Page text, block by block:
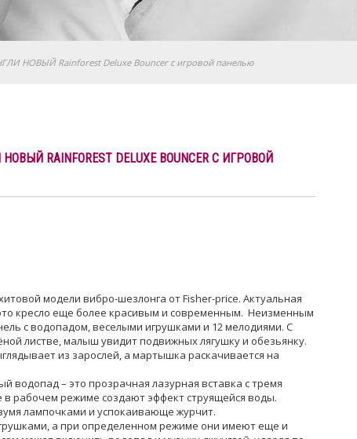
НОВЫЙ Rainforest Deluxe Bouncer с игровой панелью
RAINFOREST DELUXE BOUNCER С ИГРОВОЙ
модели вибро-шезлонга от Fisher-price. Актуальная
кресло еще более красивым и современным. Неизменным
с водопадом, веселыми игрушками и 12 мелодиями. С
листве, малыш увидит подвижных лягушку и обезьянку.
из зарослей, а мартышка раскачивается на
водопад – это прозрачная лазурная вставка с тремя
рабочем режиме создают эффект струящейся воды.
лампочками и успокаивающе журчит.
а при определенном режиме они имеют еще и